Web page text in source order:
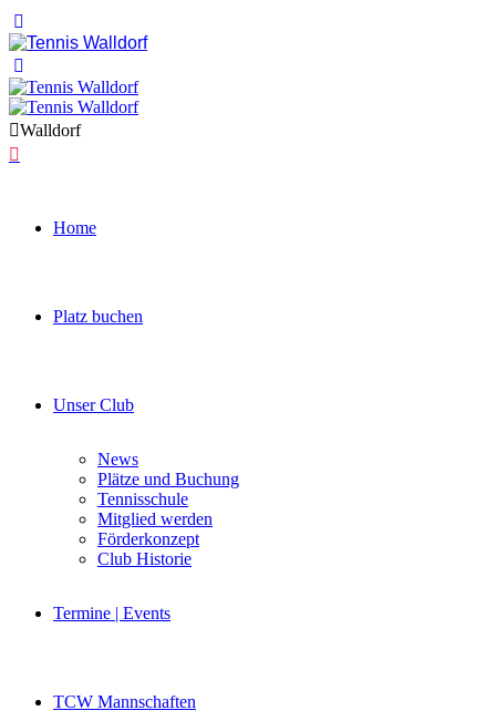
Walldorf
Home
Platz buchen
Unser Club
News
Plätze und Buchung
Tennisschule
Mitglied werden
Förderkonzept
Club Historie
Termine | Events
TCW Mannschaften